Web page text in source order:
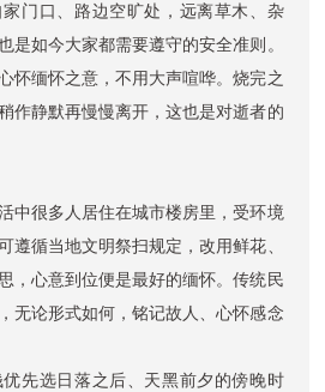
门口、路边空旷处，远离草木、杂
是如今大家都需要遵守的安全准则。
怀缅怀之意，不用大声喧哗。烧完之
作静默再慢慢离开，这也是对逝者的
中很多人居住在城市楼房里，受环境
遵循当地文明祭扫规定，改用鲜花、
，心意到位便是最好的缅怀。传统民
无论形式如何，铭记故人、心怀感念
先选日落之后、天黑前夕的傍晚时